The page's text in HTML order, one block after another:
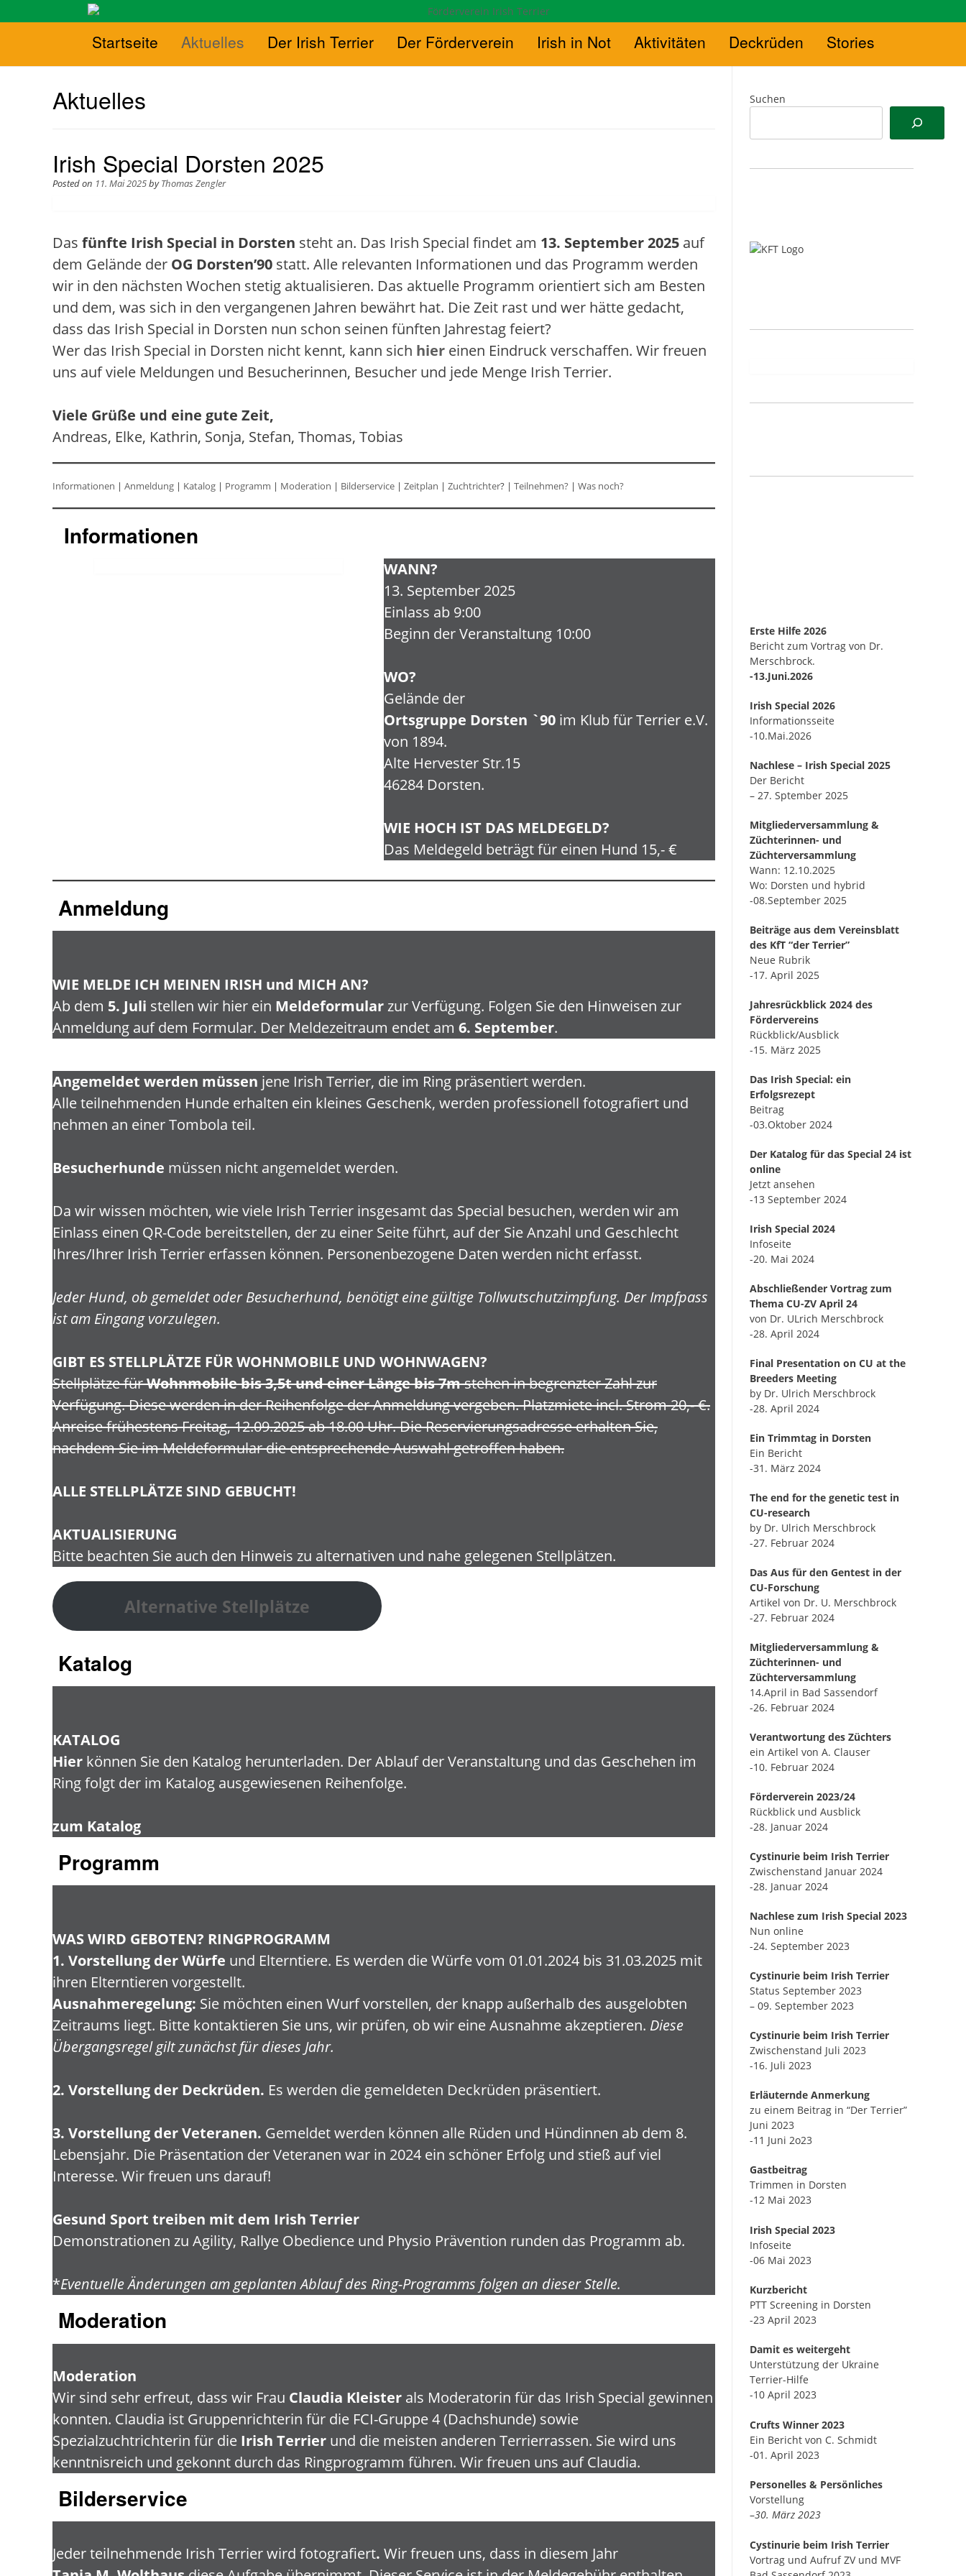
Startseite Aktuelles Der Irish Terrier Der Förderverein Irish in Not Aktivitäten Deckrüden Stories
Aktuelles
Irish Special Dorsten 2025
Posted on 11. Mai 2025byThomas Zengler
Das fünfte Irish Special in Dorsten steht an. Das Irish Special findet am 13. September 2025 auf
dem Gelände der OG Dorsten’90 statt. Alle relevanten Informationen und das Programm werden
wir in den nächsten Wochen stetig aktualisieren. Das aktuelle Programm orientiert sich am Besten
und dem, was sich in den vergangenen Jahren bewährt hat. Die Zeit rast und wer hätte gedacht,
dass das Irish Special in Dorsten nun schon seinen fünften Jahrestag feiert?
Wer das Irish Special in Dorsten nicht kennt, kann sich hier einen Eindruck verschaffen. Wir freuen
uns auf viele Meldungen und Besucherinnen, Besucher und jede Menge Irish Terrier.
Viele Grüße und eine gute Zeit,
Andreas, Elke, Kathrin, Sonja, Stefan, Thomas, Tobias
Informationen | Anmeldung | Katalog | Programm | Moderation | Bilderservice | Zeitplan | Zuchtrichter? | Teilnehmen? | Was noch?
Informationen
WANN?
13. September 2025
Einlass ab 9:00
Beginn der Veranstaltung 10:00
WO?
Gelände der
Ortsgruppe Dorsten `90 im Klub für Terrier e.V.
von 1894.
Alte Hervester Str.15
46284 Dorsten.
WIE HOCH IST DAS MELDEGELD?
Das Meldegeld beträgt für einen Hund 15,- €
Anmeldung
WIE MELDE ICH MEINEN IRISH und MICH AN?
Ab dem 5. Juli stellen wir hier ein Meldeformularzur Verfügung. Folgen Sie den Hinweisen zur
Anmeldung auf dem Formular. Der Meldezeitraum endet am 6. September.
Angemeldet werden müssen jene Irish Terrier, die im Ring präsentiert werden.
Alle teilnehmenden Hunde erhalten ein kleines Geschenk, werden professionell fotografiert und
nehmen an einer Tombola teil.
Besucherhunde müssen nicht angemeldet werden.
Da wir wissen möchten, wie viele Irish Terrier insgesamt das Special besuchen, werden wir am
Einlass einen QR-Code bereitstellen, der zu einer Seite führt, auf der Sie Anzahl und Geschlecht
Ihres/Ihrer Irish Terrier erfassen können. Personenbezogene Daten werden nicht erfasst.
Jeder Hund, ob gemeldet oder Besucherhund, benötigt eine gültige Tollwutschutzimpfung. Der Impfpass
ist am Eingang vorzulegen.
GIBT ES STELLPLÄTZE FÜR WOHNMOBILE UND WOHNWAGEN?
Stellplätze fürWohnmobile bis 3,5tund einer Länge bis 7mstehen in begrenzter Zahl zur
Verfügung. Diese werden in der Reihenfolge der Anmeldung vergeben. Platzmiete incl. Strom 20,- €.
Anreise frühestens Freitag, 12.09.2025 ab 18.00 Uhr. Die Reservierungsadresse erhalten Sie,
nachdem Sie im Meldeformular die entsprechende Auswahl getroffen haben.
ALLE STELLPLÄTZE SIND GEBUCHT!
AKTUALISIERUNG
Bitte beachten Sie auch den Hinweis zu alternativen und nahe gelegenen Stellplätzen.
Alternative Stellplätze
Katalog
KATALOG
Hier können Sie den Katalog herunterladen. Der Ablauf der Veranstaltung und das Geschehen im
Ring folgt der im Katalog ausgewiesenen Reihenfolge.
zum Katalog
Programm
WAS WIRD GEBOTEN? RINGPROGRAMM
1. Vorstellung der Würfe und Elterntiere. Es werden die Würfe vom 01.01.2024 bis 31.03.2025 mit
ihren Elterntieren vorgestellt.
Ausnahmeregelung: Sie möchten einen Wurf vorstellen, der knapp außerhalb des ausgelobten
Zeitraums liegt. Bitte kontaktieren Sie uns, wir prüfen, ob wir eine Ausnahme akzeptieren. Diese
Übergangsregel gilt zunächst für dieses Jahr.
2. Vorstellung der Deckrüden. Es werden die gemeldeten Deckrüden präsentiert.
3. Vorstellung der Veteranen. Gemeldet werden können alle Rüden und Hündinnen ab dem 8.
Lebensjahr. Die Präsentation der Veteranen war in 2024 ein schöner Erfolg und stieß auf viel
Interesse. Wir freuen uns darauf!
Gesund Sport treiben mit dem Irish Terrier
Demonstrationen zu Agility, Rallye Obedience und Physio Prävention runden das Programm ab.
*Eventuelle Änderungen am geplanten Ablauf des Ring-Programms folgen an dieser Stelle.
Moderation
Moderation
Wir sind sehr erfreut, dass wir Frau Claudia Kleister als Moderatorin für das Irish Special gewinnen
konnten. Claudia ist Gruppenrichterin für die FCI-Gruppe 4 (Dachshunde) sowie
Spezialzuchtrichterin für die Irish Terrier und die meisten anderen Terrierrassen. Sie wird uns
kenntnisreich und gekonnt durch das Ringprogramm führen. Wir freuen uns auf Claudia.
Bilderservice
Jeder teilnehmende Irish Terrier wird fotografiert. Wir freuen uns, dass in diesem Jahr
Suchen
Erste Hilfe 2026
Bericht zum Vortrag von Dr.
Merschbrock.
-13.Juni.2026
Irish Special 2026
Informationsseite
-10.Mai.2026
Nachlese – Irish Special 2025
Der Bericht
– 27. Sptember 2025
Mitgliederversammlung &
Züchterinnen- und
Züchterversammlung
Wann: 12.10.2025
Wo: Dorsten und hybrid
-08.September 2025
Beiträge aus dem Vereinsblatt
des KfT “der Terrier”
Neue Rubrik
-17. April 2025
Jahresrückblick 2024 des
Fördervereins
Rückblick/Ausblick
-15. März 2025
Das Irish Special: ein
Erfolgsrezept
Beitrag
-03.Oktober 2024
Der Katalog für das Special 24 ist
online
Jetzt ansehen
-13 September 2024
Irish Special 2024
Infoseite
-20. Mai 2024
Abschließender Vortrag zum
Thema CU-ZV April 24
von Dr. ULrich Merschbrock
-28. April 2024
Final Presentation on CU at the
Breeders Meeting
by Dr. Ulrich Merschbrock
-28. April 2024
Ein Trimmtag in Dorsten
Ein Bericht
-31. März 2024
The end for the genetic test in
CU-research
by Dr. Ulrich Merschbrock
-27. Februar 2024
Das Aus für den Gentest in der
CU-Forschung
Artikel von Dr. U. Merschbrock
-27. Februar 2024
Mitgliederversammlung &
Züchterinnen- und
Züchterversammlung
14.April in Bad Sassendorf
-26. Februar 2024
Verantwortung des Züchters
ein Artikel von A. Clauser
-10. Februar 2024
Förderverein 2023/24
Rückblick und Ausblick
-28. Januar 2024
Cystinurie beim Irish Terrier
Zwischenstand Januar 2024
-28. Januar 2024
Nachlese zum Irish Special 2023
Nun online
-24. September 2023
Cystinurie beim Irish Terrier
Status September 2023
– 09. September 2023
Cystinurie beim Irish Terrier
Zwischenstand Juli 2023
-16. Juli 2023
Erläuternde Anmerkung
zu einem Beitrag in “Der Terrier”
Juni 2023
-11 Juni 2o23
Gastbeitrag
Trimmen in Dorsten
-12 Mai 2023
Irish Special 2023
Infoseite
-06 Mai 2023
Kurzbericht
PTT Screening in Dorsten
-23 April 2023
Damit es weitergeht
Unterstützung der Ukraine
Terrier-Hilfe
-10 April 2023
Crufts Winner 2023
Ein Bericht von C. Schmidt
-01. April 2023
Personelles & Persönliches
Vorstellung
–30. März 2023
Cystinurie beim Irish Terrier
Vortrag und Aufruf ZV und MVF